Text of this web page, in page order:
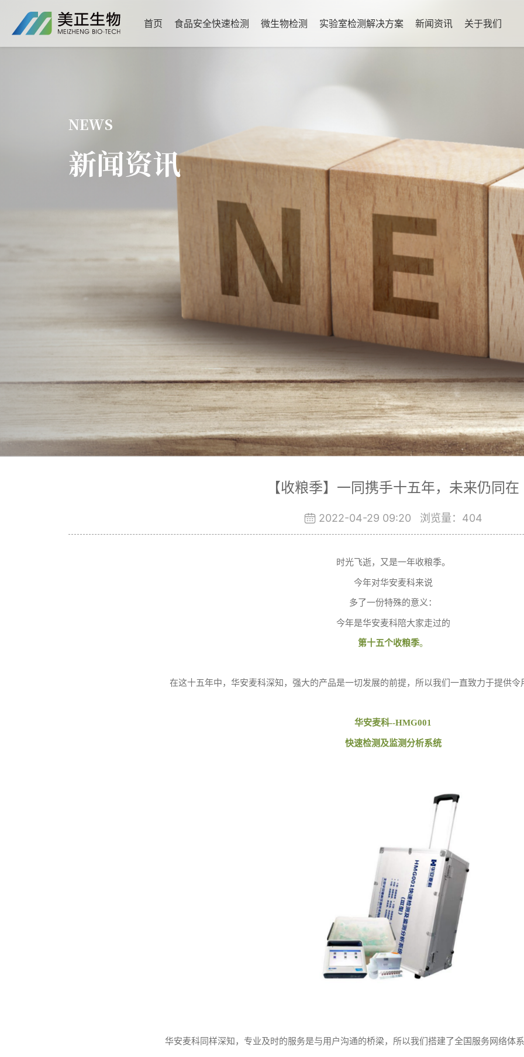
首页 食品安全快速检测 微生物检测 实验室检测解决方案 新闻资讯 关于我们
NEWS
新闻资讯
【收粮季】一同携手十五年，未来仍同在
2022-04-29 09:20 浏览量： 404
时光飞逝，又是一年收粮季。
今年对华安麦科来说
多了一份特殊的意义：
今年是华安麦科陪大家走过的
第十五个收粮季。
在这十五年中，华安麦科深知，强大的产品是一切发展的前提，所以我们一直致力于提供令
华安麦科--HMG001
快速检测及监测分析系统
华安麦科同样深知，专业及时的服务是与用户沟通的桥梁，所以我们搭建了全国服务网络体